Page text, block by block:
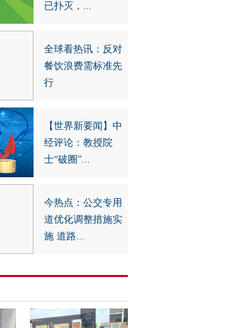
已扑灭，...
全球看热讯：反对
餐饮浪费需标准先
行
【世界新要闻】中
经评论：教授院
士“破圈”...
今热点：公交专用
道优化调整措施实
施 道路...